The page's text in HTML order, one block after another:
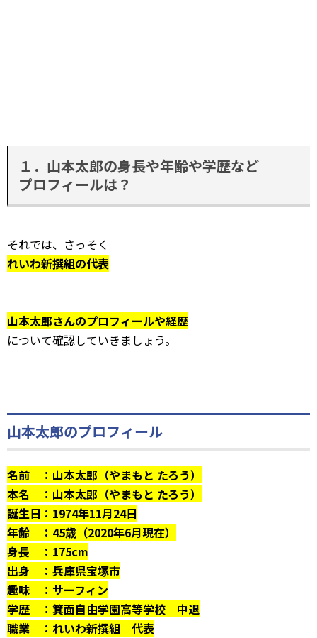
１．山本太郎の身長や年齢や学歴など
プロフィールは？
それでは、さっそく
れいわ新撰組の代表
山本太郎さんのプロフィールや経歴
について確認していきましょう。
山本太郎のプロフィール
名前 ：山本太郎（やまもと たろう）
本名 ：山本太郎（やまもと たろう）
誕生日：1974年11月24日
年齢 ：45歳（2020年6月現在）
身長 ：175cm
出身 ：兵庫県宝塚市
趣味 ：サーフィン
学歴 ：箕面自由学園高等学校 中退
職業 ：れいわ新撰組 代表